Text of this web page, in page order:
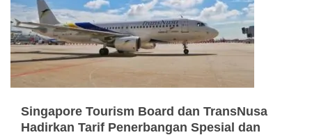
Singapore Tourism Board dan TransNusa
Hadirkan Tarif Penerbangan Spesial dan